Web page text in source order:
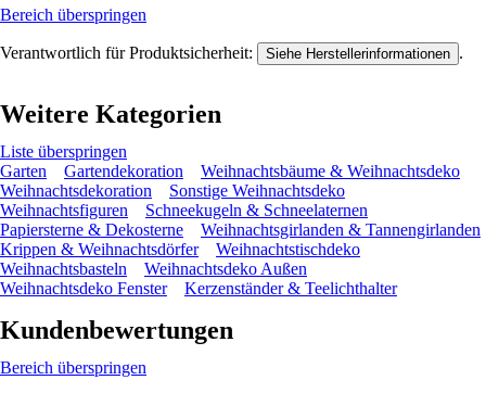
Bereich überspringen
Verantwortlich für Produktsicherheit: Siehe Herstellerinformationen .
Weitere Kategorien
Liste überspringen
Garten
Gartendekoration
Weihnachtsbäume & Weihnachtsdeko
Weihnachtsdekoration
Sonstige Weihnachtsdeko
Weihnachtsfiguren
Schneekugeln & Schneelaternen
Papiersterne & Dekosterne
Weihnachtsgirlanden & Tannengirlanden
Krippen & Weihnachtsdörfer
Weihnachtstischdeko
Weihnachtsbasteln
Weihnachtsdeko Außen
Weihnachtsdeko Fenster
Kerzenständer & Teelichthalter
Kundenbewertungen
Bereich überspringen